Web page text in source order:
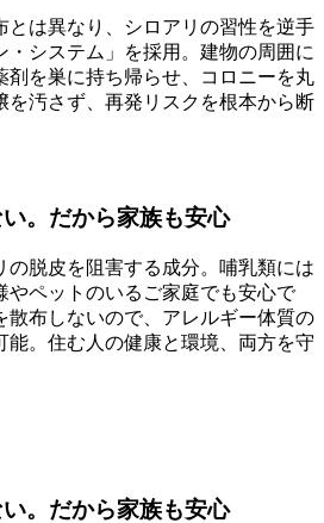
とは異なり、シロアリの習性を逆手
・システム」を採用。建物の周囲に
剤を巣に持ち帰らせ、コロニーを丸
を汚さず、再発リスクを根本から断
。だから家族も安心
の脱皮を阻害する成分。哺乳類には
やペットのいるご家庭でも安心で
散布しないので、アレルギー体質の
能。住む人の健康と環境、両方を守
。だから家族も安心